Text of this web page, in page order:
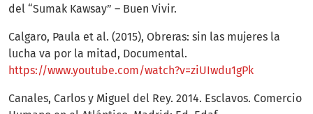
del “Sumak Kawsay” – Buen Vivir.
Calgaro, Paula et al. (2015), Obreras: sin las mujeres la
lucha va por la mitad, Documental.
https://www.youtube.com/watch?v=ziUIwdu1gPk
Canales, Carlos y Miguel del Rey. 2014. Esclavos. Comercio